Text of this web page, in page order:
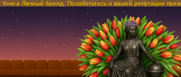
Книга Личный бренд. Позаботьтесь о вашей репутации